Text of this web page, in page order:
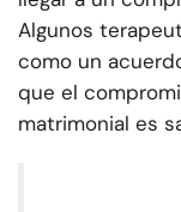
Algunos
como un
que el
matrimonial es